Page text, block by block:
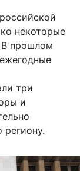
некоторые
В прошлом
три
и